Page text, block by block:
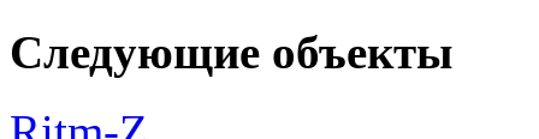
Следующие объекты